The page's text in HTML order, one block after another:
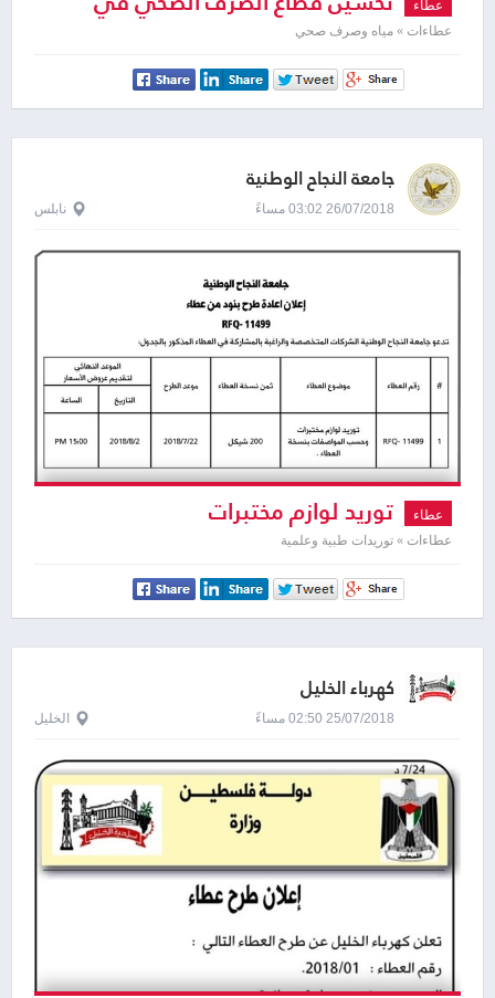
عطاء
الزوايدة
عطاءات » مياه وصرف صحي
جامعة النجاح الوطنية
26/07/2018 03:02 مساءً نابلس
عطاء توريد لوازم مختبرات
عطاءات » توريدات طبية وعلمية
كهرباء الخليل
25/07/2018 02:50 مساءً الخليل